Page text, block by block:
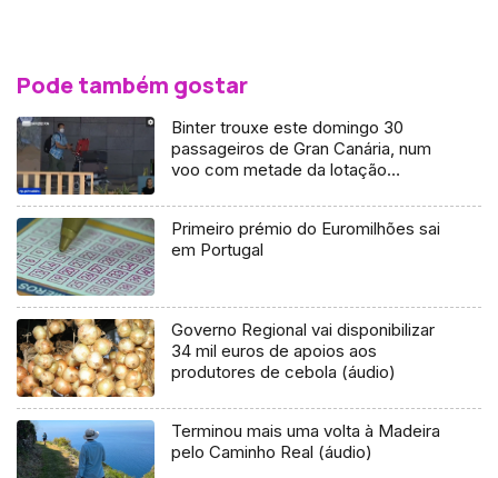
Pode também gostar
Binter trouxe este domingo 30
passageiros de Gran Canária, num
voo com metade da lotação
Primeiro prémio do Euromilhões sai
em Portugal
Governo Regional vai disponibilizar
34 mil euros de apoios aos
produtores de cebola (áudio)
Terminou mais uma volta à Madeira
pelo Caminho Real (áudio)